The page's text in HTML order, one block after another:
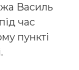
Василь
час
пункті